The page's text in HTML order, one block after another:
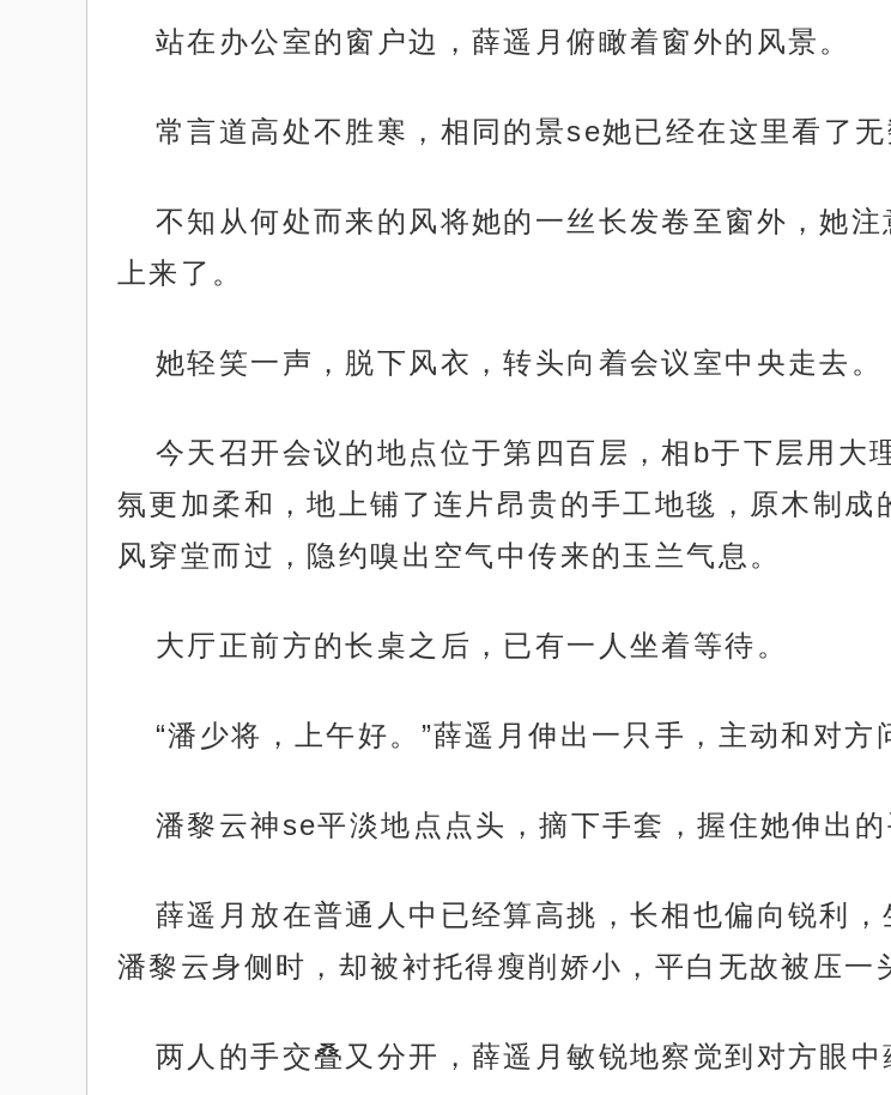
站在办公室的窗户边，薛遥月俯瞰着窗外的风景。
常言道高处不胜寒，相同的景se她已经在这里看了无
不知从何处而来的风将她的一丝长发卷至窗外，她
上来了。
她轻笑一声，脱下风衣，转头向着会议室中央走去。
今天召开会议的地点位于第四百层，相b于下层用大
氛更加柔和，地上铺了连片昂贵的手工地毯，原木制
风穿堂而过，隐约嗅出空气中传来的玉兰气息。
大厅正前方的长桌之后，已有一人坐着等待。
“潘少将，上午好。”薛遥月伸出一只手，主动和对方
潘黎云神se平淡地点点头，摘下手套，握住她伸出的
薛遥月放在普通人中已经算高挑，长相也偏向锐利
潘黎云身侧时，却被衬托得瘦削娇小，平白无故被压一
两人的手交叠又分开，薛遥月敏锐地察觉到对方眼中